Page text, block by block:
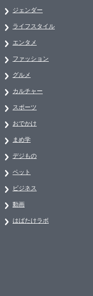
ジェンダー
ライフスタイル
エンタメ
ファッション
グルメ
カルチャー
スポーツ
おでかけ
まめ学
デジもの
ペット
ビジネス
動画
はばたけラボ